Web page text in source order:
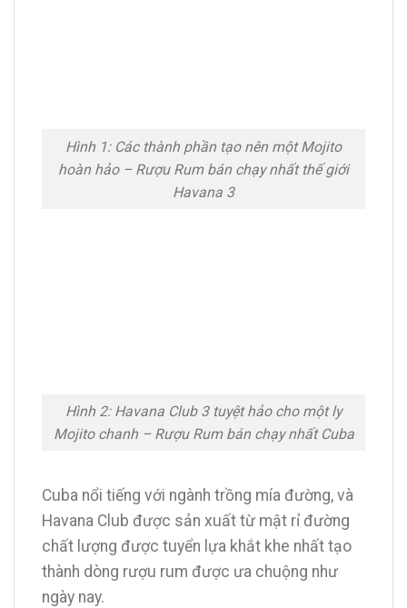
Hình 1: Các thành phần tạo nên một Mojito
hoàn hảo – Rượu Rum bán chạy nhất thế giới
Havana 3
Hình 2: Havana Club 3 tuyệt hảo cho một ly
Mojito chanh – Rượu Rum bán chạy nhất Cuba
Cuba nổi tiếng với ngành trồng mía đường, và
Havana Club được sản xuất từ mật rỉ đường
chất lượng được tuyển lựa khắt khe nhất tạo
thành dòng rượu rum được ưa chuộng như
ngày nay.